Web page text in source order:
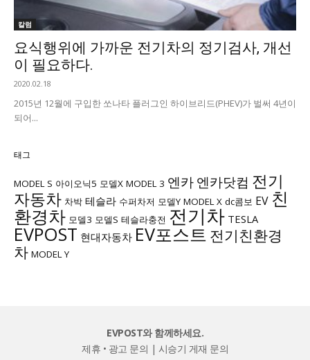
칼럼
요식행위에 가까운 전기차의 정기검사, 개선
이 필요하다.
2020.02.18
2015년 12월에 구입한 쏘나타 플러그인 하이브리드(PHEV)가 벌써 4년이
되어...
태그
MODEL S 아이오닉5 모델X MODEL 3 엔카 엔카닷컴 전기
자동차 차박 테슬라 수퍼차저 모델Y MODEL X dc콤보 EV 친
환경차 모델3 모델S 테슬라충전 전기차 TESLA
EVPOST 현대자동차 EV포스트 전기친환경
차 MODEL Y
EVPOST와 함께하세요.
제휴 • 광고 문의 | 시승기 게재 문의